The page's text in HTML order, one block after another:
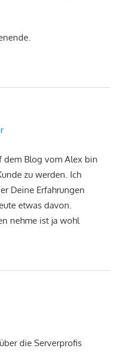
dem Blog vom Alex bin
zu werden. Ich
Deine Erfahrungen
etwas davon.
nehme ist ja wohl
die Serverprofis